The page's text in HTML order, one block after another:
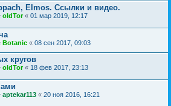
Elmos. Ссылки и видео.
oldTor« 01 мар 2019, 12:17
Botanic « 08 сен 2017, 09:03
кругов
oldTor« 18 фев 2017, 23:13
aptekar113 « 20 ноя 2016, 16:21